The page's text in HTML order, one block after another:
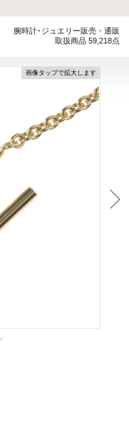
腕時計･ジュエリー販売・通販
取扱商品 59,218点
画像タップで拡大します